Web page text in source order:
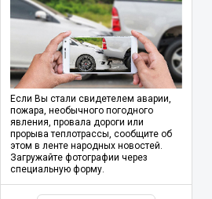
Если Вы стали свидетелем аварии,
пожара, необычного погодного
явления, провала дороги или
прорыва теплотрассы, сообщите об
этом в ленте народных новостей.
Загружайте фотографии через
специальную форму.